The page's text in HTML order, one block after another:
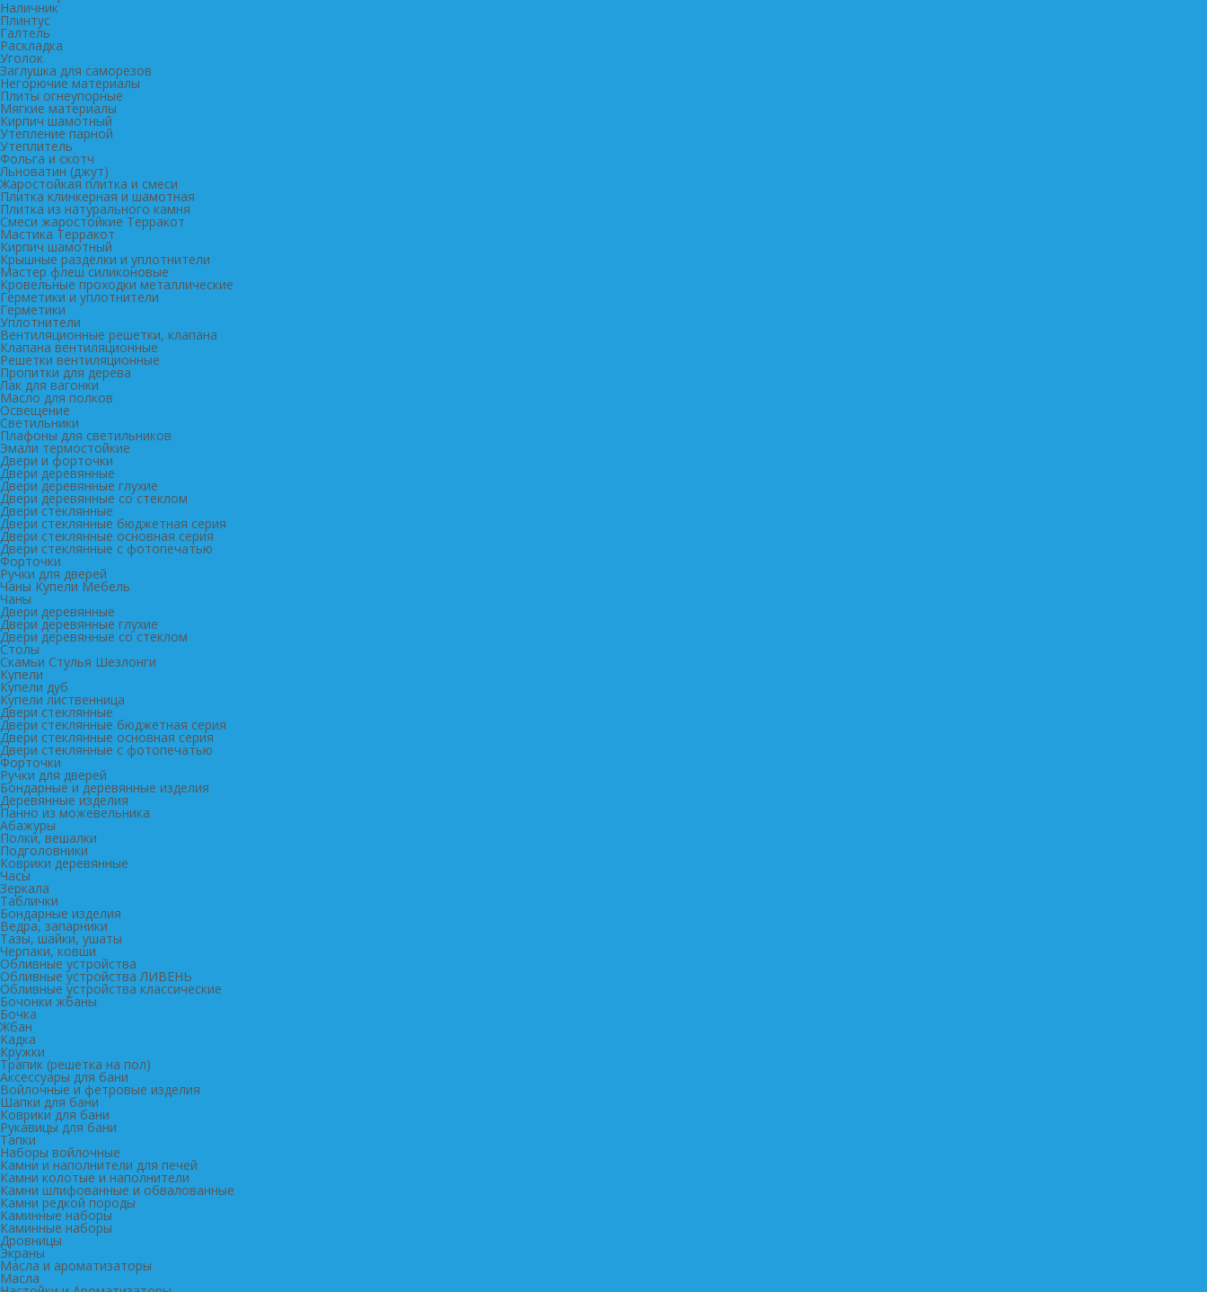
Наличник
Плинтус
Галтель
Раскладка
Уголок
Заглушка для саморезов
Негорючие материалы
Плиты огнеупорные
Мягкие материалы
Кирпич шамотный
Утепление парной
Утеплитель
Фольга и скотч
Льноватин (джут)
Жаростойкая плитка и смеси
Плитка клинкерная и шамотная
Плитка из натурального камня
Смеси жаростойкие Терракот
Мастика Терракот
Кирпич шамотный
Крышные разделки и уплотнители
Мастер флеш силиконовые
Кровельные проходки металлические
Герметики и уплотнители
Герметики
Уплотнители
Вентиляционные решетки, клапана
Клапана вентиляционные
Решетки вентиляционные
Пропитки для дерева
Лак для вагонки
Масло для полков
Освещение
Светильники
Плафоны для светильников
Эмали термостойкие
Двери и форточки
Двери деревянные
Двери деревянные глухие
Двери деревянные со стеклом
Двери стеклянные
Двери стеклянные бюджетная серия
Двери стеклянные основная серия
Двери стеклянные с фотопечатью
Форточки
Ручки для дверей
Чаны Купели Мебель
Чаны
Двери деревянные
Двери деревянные глухие
Двери деревянные со стеклом
Столы
Скамьи Стулья Шезлонги
Купели
Купели дуб
Купели лиственница
Двери стеклянные
Двери стеклянные бюджетная серия
Двери стеклянные основная серия
Двери стеклянные с фотопечатью
Форточки
Ручки для дверей
Бондарные и деревянные изделия
Деревянные изделия
Панно из можевельника
Абажуры
Полки, вешалки
Подголовники
Коврики деревянные
Часы
Зеркала
Таблички
Бондарные изделия
Ведра, запарники
Тазы, шайки, ушаты
Черпаки, ковши
Обливные устройства
Обливные устройства ЛИВЕНЬ
Обливные устройства классические
Бочонки жбаны
Бочка
Жбан
Кадка
Кружки
Трапик (решетка на пол)
Аксессуары для бани
Войлочные и фетровые изделия
Шапки для бани
Коврики для бани
Рукавицы для бани
Тапки
Наборы войлочные
Камни и наполнители для печей
Камни колотые и наполнители
Камни шлифованные и обвалованные
Камни редкой породы
Каминные наборы
Каминные наборы
Дровницы
Экраны
Масла и ароматизаторы
Масла